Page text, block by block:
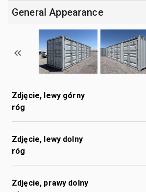
General Appearance
Zdjęcie, lewy górny
róg
Zdjęcie, lewy dolny
róg
Zdjęcie, prawy dolny